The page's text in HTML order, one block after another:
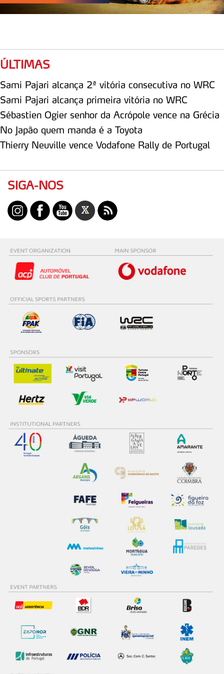
parceiros e organizações na UE e em países terceiros.
consentimento e quando tal se afigure estritamente
necessário no contexto dos serviços a prestar.
Realçamos que o bloqueio de certo tipo de Cookies e
tecnologias similares pode ter impacto na sua
experiência de navegação no Website e nos serviços
disponibilizados.
Consulte a política de cookies do site.
ÚLTIMAS
Sami Pajari alcança 2ª vitória consecutiva no WRC
Sami Pajari alcança primeira vitória no WRC
Sébastien Ogier senhor da Acrópole vence na Grécia
No Japão quem manda é a Toyota
Thierry Neuville vence Vodafone Rally de Portugal
SIGA-NOS